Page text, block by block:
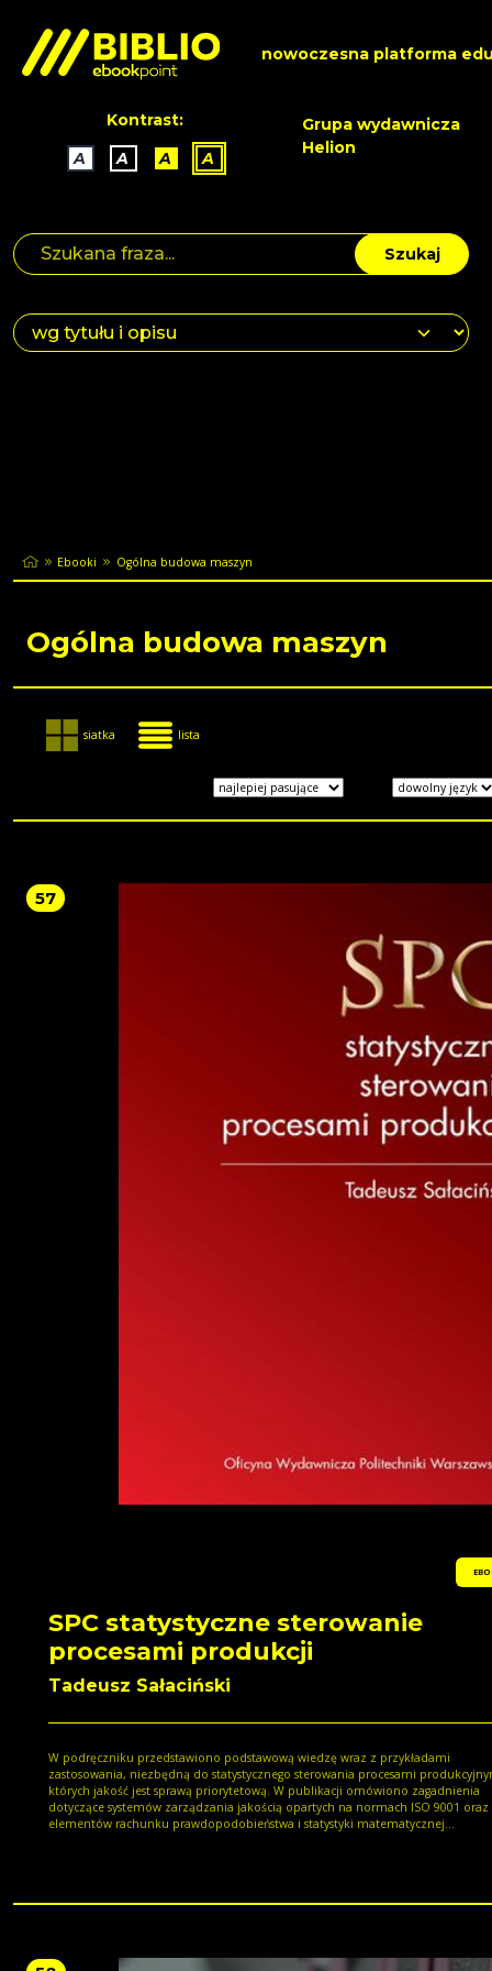
nowoczesna platforma
Kontrast:
A
A A A
Grupa wydawnicza
Helion
Szukaj
Ebooki Ogólna budowa maszyn
Ogólna budowa maszyn
siatka lista
57
SPC statystyczne sterowanie
procesami produkcji
Tadeusz Sałaciński
W podręczniku przedstawiono podstawową wiedzę wraz z przykładami
zastosowania, niezbędną do statystycznego sterowania procesami
których jakość jest sprawą priorytetową. W publikacji omówiono zagadnienia
dotyczące systemów zarządzania jakością opartych na normach ISO 9001 oraz
elementów rachunku prawdopodobieństwa i statystyki matematycznej
technicznych i ekonomicznych.